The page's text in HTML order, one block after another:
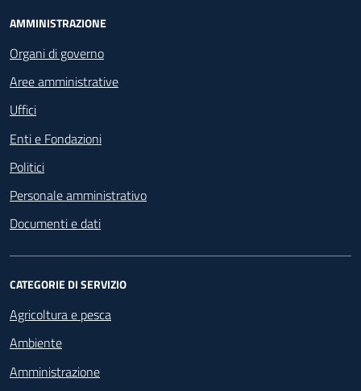
Footer - Navigazione
AMMINISTRAZIONE
Organi di governo
Aree amministrative
Uffici
Enti e Fondazioni
Politici
Personale amministrativo
Documenti e dati
CATEGORIE DI SERVIZIO
Agricoltura e pesca
Ambiente
Amministrazione